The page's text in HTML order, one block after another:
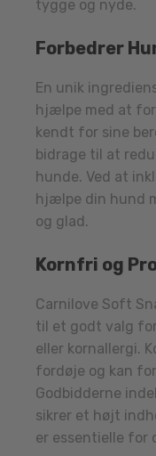
tygge og nyde.
Forbedrer
En unik
hjælpe med at
kendt for sine
bidrage til at
hunde. Ved at
hjælpe din hund
og glad.
Kornfri og
Carnilove Soft
til et godt valg
eller kornallergi.
fordøje og kan
Godbidderne
sikrer et højt
er essentielle for